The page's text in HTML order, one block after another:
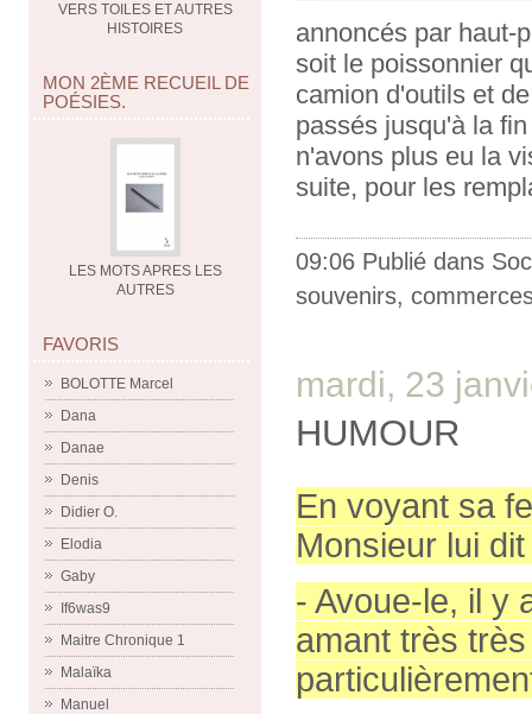
VERS TOILES ET AUTRES
HISTOIRES
MON 2ÈME RECUEIL DE
POÉSIES.
LES MOTS APRES LES
AUTRES
FAVORIS
BOLOTTE Marcel
Dana
Danae
Denis
Didier O.
Elodia
Gaby
If6was9
Maitre Chronique 1
Malaïka
Manuel
annoncés par haut-
soit le poissonnier
camion d'outils et
passés jusqu'à la
n'avons plus eu la
suite, pour les
09:06 Publié dans
souvenirs,
mardi, 23
HUMOUR
En voyant sa
Monsieur lui
- Avoue-le, il y
amant très